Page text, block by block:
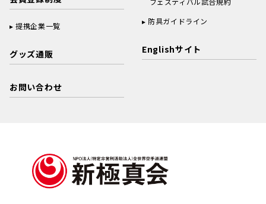
提携企業一覧
グッズ通販
お問い合わせ
防具ガイドライン
Englishサイト